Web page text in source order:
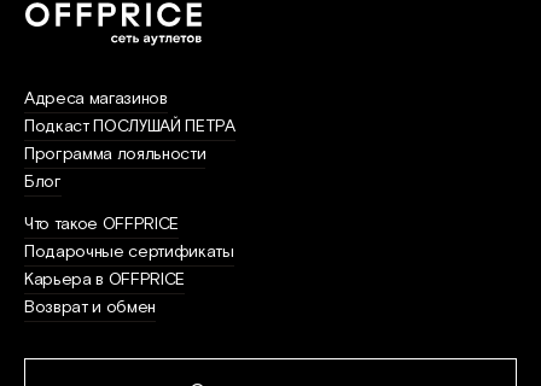
Адреса магазинов
Подкаст ПОСЛУШАЙ ПЕТРА
Программа лояльности
Блог
Что такое OFFPRICE
Подарочные сертификаты
Карьера в OFFPRICE
Возврат и обмен